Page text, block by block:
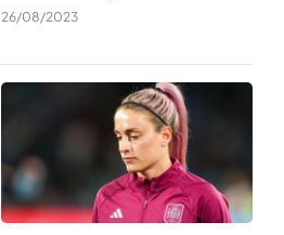
26/08/2023